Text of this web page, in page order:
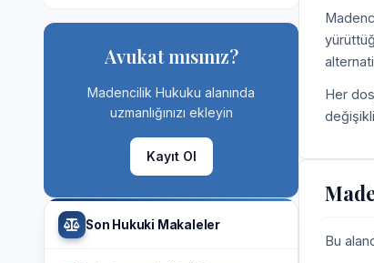
Avukat mısınız?
Madencilik Hukuku alanında
uzmanlığınızı ekleyin
Kayıt Ol
Son Hukuki Makaleler
Her
Bu